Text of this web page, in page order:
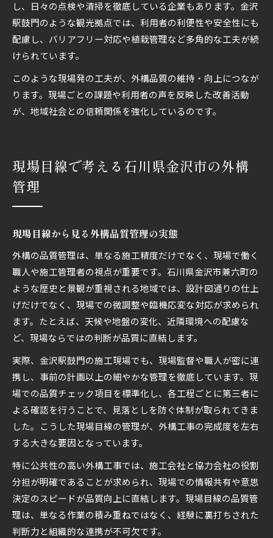
し、日々の点検や清掃を徹底している企業もあります。金沢
駅鼓門のような観光拠点では、利用者の利便性や安全性にも
配慮し、バリアフリー対応や植栽管理など多角的な工夫が続
けられています。
このような現場発の工夫が、外構品質の維持・向上につなが
ります。現場ごとの課題や利用者の声を反映した改善活動
が、地域社会との信頼関係を強化しているのです。
現場目線で考える石川県金沢市の外構
管理
現場目線から見る外構品質管理の実態
外構の品質管理は、単なる施工精度だけでなく、現場で働く
職人や施工管理者の視点が重要です。石川県金沢市兼六町の
ような歴史と景観が重視される地域では、設計図通りの仕上
げだけでなく、現場での微調整や臨機応変な対応が求められ
ます。たとえば、天候や地盤の変化、近隣環境への配慮な
ど、現場ならではの判断が品質に直結します。
実際、金沢駅鼓門の施工現場でも、現場監督や職人が密に連
携し、事前の計画以上の細やかな管理を徹底しています。現
場での品質チェック項目を標準化し、各工程ごとに第三者に
よる確認を行うことで、見落としを防ぐ体制が取られてきま
した。こうした現場目線の管理が、外構工事の完成度を左右
する大きな要因となっています。
特に公共性の高い外構工事では、施工会社と協力会社の役割
分担が明確であることが求められ、現場での情報共有や意思
決定のスピードが品質向上に直結します。現場目線の品質管
理は、単なる作業の積み重ねではなく、経験に裏打ちされた
判断力と組織的な連携が不可欠です。